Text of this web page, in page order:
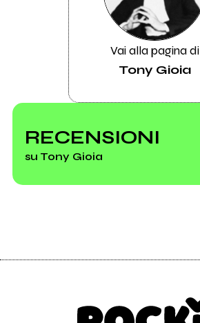
Vai alla pagina di
Tony Gioia
RECENSIONI
su Tony Gioia